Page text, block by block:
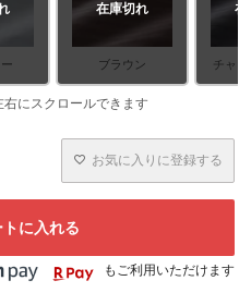
ブラウン
在庫切れ
チャ
在
お気に入りに登録する
トに入れる
もご利用いただけます